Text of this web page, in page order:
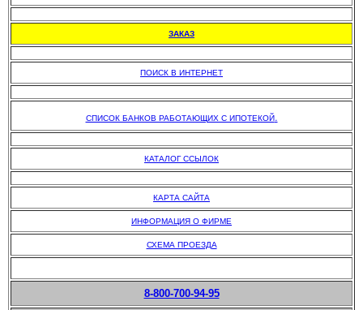
ЗАКАЗ
ПОИСК В ИНТЕРНЕТ
СПИСОК БАНКОВ РАБОТАЮЩИХ С ИПОТЕКОЙ.
КАТАЛОГ ССЫЛОК
КАРТА САЙТА
ИНФОРМАЦИЯ О ФИРМЕ
СХЕМА ПРОЕЗДА
8-800-700-94-95